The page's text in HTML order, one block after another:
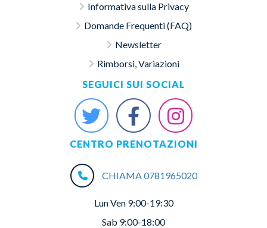
Informativa sulla Privacy
Domande Frequenti (FAQ)
Newsletter
Rimborsi, Variazioni
SEGUICI SUI SOCIAL
CENTRO PRENOTAZIONI
CHIAMA 0781965020
Lun Ven 9:00-19:30
Sab 9:00-18:00